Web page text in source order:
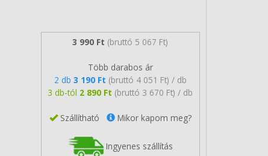
3 990 Ft (bruttó 5 067 Ft)
Több darabos ár
2 db 3 190 Ft (bruttó 4 051 Ft) / db
3 db-tól 2 890 Ft (bruttó 3 670 Ft) / db
Szállítható Mikor kapom meg?
Ingyenes szállítás